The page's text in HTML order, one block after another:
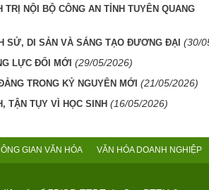
NỘI BỘ CÔNG AN TỈNH TUYÊN QUANG
SỬ, DI SẢN VÀ SÁNG TẠO ĐƯƠNG ĐẠI (30/
LỰC ĐỔI MỚI (29/05/2026)
TRONG KỶ NGUYÊN MỚI (21/05/2026)
TẬN TỤY VÌ HỌC SINH (16/05/2026)
GIAN VĂN HÓA VĂN HÓA DOANH NGHIỆP